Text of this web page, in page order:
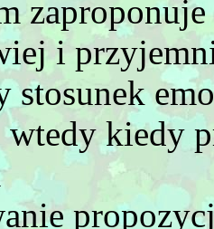
i
stosunek
kiedy